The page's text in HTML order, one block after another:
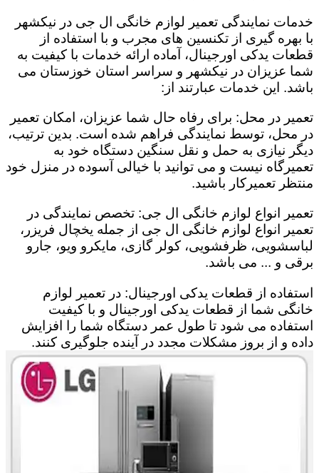
خدمات نمایندگی تعمیر لوازم خانگی ال جی در نیکشهر
با بهره گیری از تکنسین های مجرب و با استفاده از
قطعات یدکی اورجینال، آماده ارائه خدمات با کیفیت به
شما عزیزان در نیکشهر و سراسر استان خوزستان می
باشد. این خدمات عبارتند از:
تعمیر در محل: برای رفاه حال شما عزیزان، امکان تعمیر
در محل، توسط نمایندگی فراهم شده است. بدین ترتیب،
دیگر نیازی به حمل و نقل سنگین دستگاه خود به
تعمیرگاه نیست و می توانید با خیالی آسوده در منزل خود
منتظر تعمیرکار باشید.
تعمیر انواع لوازم خانگی ال جی: تخصص نمایندگی در
تعمیر انواع لوازم خانگی ال جی از جمله یخچال فریزر،
لباسشویی، ظرفشویی، کولر گازی، مایکرو ویو، جارو
برقی و ... می باشد.
استفاده از قطعات یدکی اورجینال: در تعمیر لوازم
خانگی شما از قطعات یدکی اورجینال و با کیفیت
استفاده می شود تا طول عمر دستگاه شما را افزایش
داده و از بروز مشکلات مجدد در آینده جلوگیری کنند.